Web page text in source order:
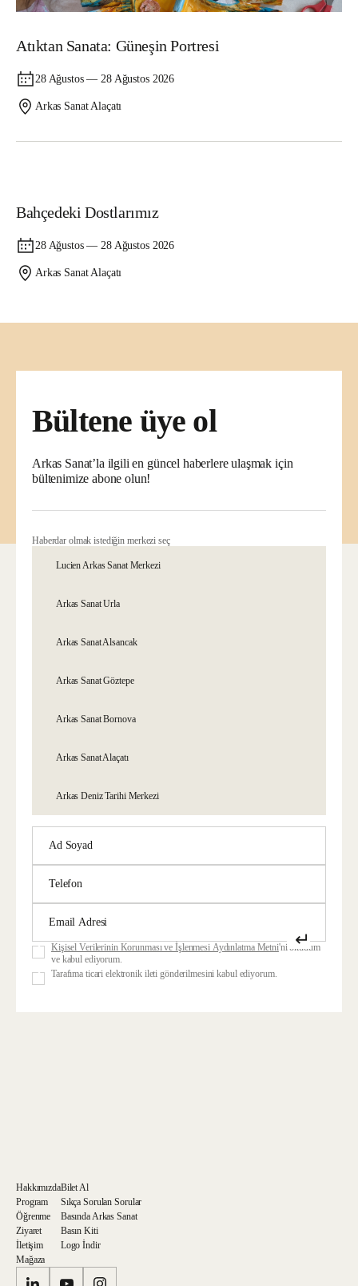
Atıktan Sanata: Güneşin Portresi
28 Ağustos — 28 Ağustos 2026
Arkas Sanat Alaçatı
Bahçedeki Dostlarımız
28 Ağustos — 28 Ağustos 2026
Arkas Sanat Alaçatı
Bültene üye ol
Arkas Sanat’la ilgili en güncel haberlere ulaşmak için
bültenimize abone olun!
Haberdar olmak istediğin merkezi seç
Lucien Arkas Sanat Merkezi
Arkas Sanat Urla
Arkas Sanat Alsancak
Arkas Sanat Göztepe
Arkas Sanat Bornova
Arkas Sanat Alaçatı
Arkas Deniz Tarihi Merkezi
Kişisel Verilerinin Korunması ve İşlenmesi Aydınlatma Metni'ni okudum
ve kabul ediyorum.
Tarafıma ticari elektronik ileti gönderilmesini kabul ediyorum.
↵
Hakkımızda
Program
Öğrenme
Ziyaret
İletişim
Mağaza
Bilet Al
Sıkça Sorulan Sorular
Basında Arkas Sanat
Basın Kiti
Logo İndir